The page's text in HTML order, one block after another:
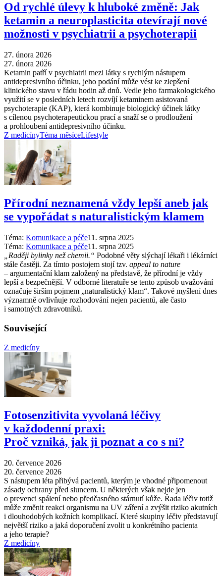
Od rychlé úlevy k hluboké změně: Jak
ketamin a neuroplasticita otevírají nové
možnosti v psychiatrii a psychoterapii
27. února 2026
27. února 2026
Ketamin patří v psychiatrii mezi látky s rychlým nástupem
antidepresivního účinku, jeho podání může vést ke zlepšení
klinického stavu v řádu hodin až dnů. Vedle jeho farmakologického
využití se v posledních letech rozvíjí ketaminem asistovaná
psychoterapie (KAP), která kombinuje biologický účinek látky
s cílenou psychoterapeutickou prací a snaží se o prodloužení
a prohloubení antidepresivního účinku.
Z medicínyTéma měsíceLifestyle
Přírodní neznamená vždy lepší aneb jak
se vypořádat s naturalistickým klamem
Téma: Komunikace a péče11. srpna 2025
Téma: Komunikace a péče11. srpna 2025
„Raději bylinky než chemii.“ Podobné věty slýchají lékaři i lékárníci
stále častěji. Za tímto postojem stojí tzv. appeal to nature
–⁠ argumentační klam založený na představě, že přírodní je vždy
lepší a bezpečnější. V odborné literatuře se tento způsob uvažování
označuje širším pojmem „naturalistický klam“. Takové myšlení dnes
významně ovlivňuje rozhodování nejen pacientů, ale často
i samotných zdravotníků.
Související
Z medicíny
Fotosenzitivita vyvolaná léčivy
v každodenní praxi:
Proč vzniká, jak ji poznat a co s ní?
20. července 2026
20. července 2026
S nástupem léta přibývá pacientů, kterým je vhodné připomenout
zásady ochrany před sluncem. U některých však nejde jen
o prevenci spálení nebo předčasného stárnutí kůže. Řada léčiv totiž
může změnit reakci organismu na UV záření a zvýšit riziko akutních
i dlouhodobých kožních komplikací. Které skupiny léčiv představují
největší riziko a jaká doporučení zvolit u konkrétního pacienta
a jeho terapie?
Z medicíny